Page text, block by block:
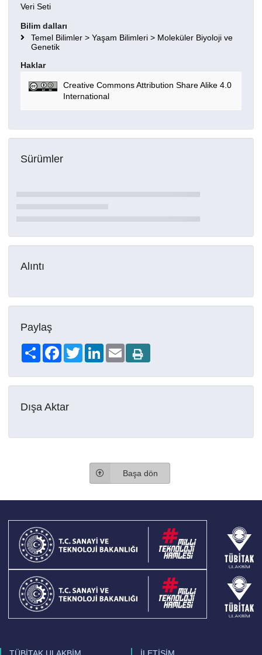
Veri Seti
Bilim dalları
Temel Bilimler > Yaşam Bilimleri > Moleküler Biyoloji ve
Genetik
Haklar
Creative Commons Attribution Share Alike 4.0
International
Sürümler
Alıntı
Paylaş
Share FacebookTwitterLinkedIn
Email
Dışa Aktar
Başa dön